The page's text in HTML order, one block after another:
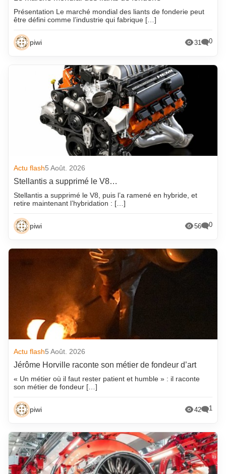
Présentation Le marché mondial des liants de fonderie peut
être défini comme l’industrie qui fabrique […]
piwi 31 0
Actu flash5 Août. 2026
Stellantis a supprimé le V8…
Stellantis a supprimé le V8, puis l’a ramené en hybride, et
retire maintenant l’hybridation : […]
piwi 56 0
Actu flash5 Août. 2026
Jérôme Horville raconte son métier de fondeur d’art
« Un métier où il faut rester patient et humble » : il raconte
son métier de fondeur […]
piwi 42 1